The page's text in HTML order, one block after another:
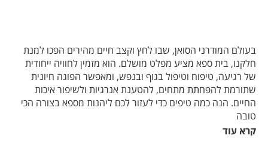
קרא עוד
בעולם המודרני הסואן, שבו לחץ וקצב חיים מהירים הפכו למנת
חלקנו, בית ספא מציע מפלט מושלם. הוא מזמין לחוויה ייחודית
של רגיעה, טיפוח וטיפול בגוף ובנפש, ומאפשר הפוגה חיונית
שתורמת להפחתת מתחים, להטענת אנרגיות ולשיפור איכות
החיים. הנה כמה טיפים כדי לעזור לכם ליהנות מספא בצורה הכי
טובה